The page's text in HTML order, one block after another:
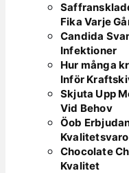
Fika Varje
Candida
Infektioner
Hur många
Inför
Skjuta Upp
Vid Behov
Öob
Chocolate
Kvalitet